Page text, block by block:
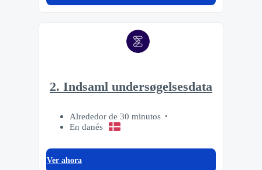
2. Indsaml undersøgelsesdata
Alrededor de 30 minutos
En danés
Ver ahora